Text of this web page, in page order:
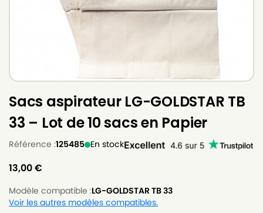
Sacs aspirateur LG-GOLDSTAR TB
33 – Lot de 10 sacs en Papier
Référence :125485 En stock
13,00€
Modèle compatible :LG-GOLDSTAR TB 33
Voir les autres modèles compatibles.